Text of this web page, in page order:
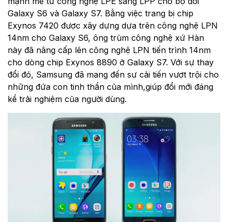
Galaxy S6 và Galaxy S7. Bằng việc trang bị chip
Exynos 7420 được xây dựng dựa trên công nghệ LPN
14nm cho Galaxy S6, ông trùm công nghệ xứ Hàn
này đã nâng cấp lên công nghệ LPN tiến trình 14nm
cho dòng chip Exynos 8890 ở Galaxy S7. Với sự thay
đổi đó, Samsung đã mang đến sự cải tiến vượt trội cho
những đứa con tinh thần của mình,giúp đổi mới đáng
kể trải nghiệm của người dùng.